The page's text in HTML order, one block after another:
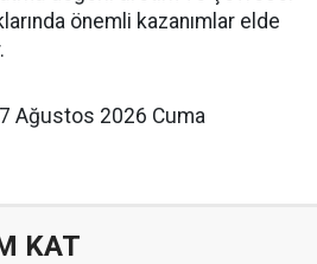
önemli kazanımlar elde
Ağustos 2026 Cuma
KAT